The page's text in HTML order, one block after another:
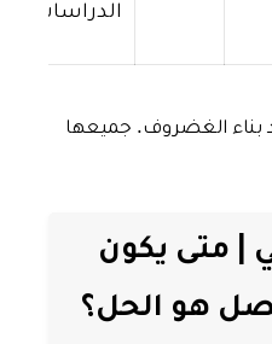
الدراسات
بناء الغضروف. جميعها
| متى يكون
هو الحل؟